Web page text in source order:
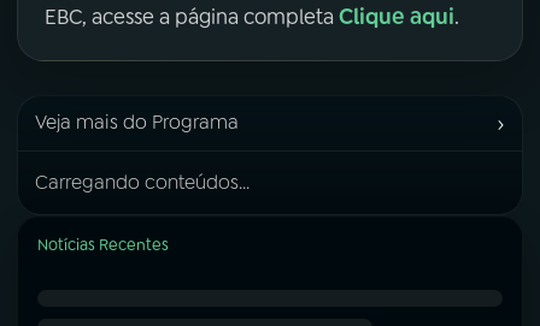
EBC, acesse a página completa Clique aqui.
Veja mais do Programa ›
Carregando conteúdos...
Notícias Recentes